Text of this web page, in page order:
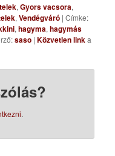
,Gyors vacsora,
,Vendégváró | Címke:
,hagyma,hagymás
saso |Közvetlen linka
.